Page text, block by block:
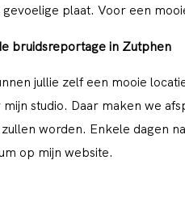
plaat. Voor een
bruidsreportage in Zutphen
jullie zelf een mooie
mijn studio. Daar maken we
worden. Enkele dagen
op mijn website.